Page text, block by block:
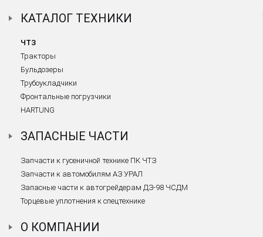
КАТАЛОГ ТЕХНИКИ
ЧТЗ
Тракторы
Бульдозеры
Трубоукладчики
Фронтальные погрузчики
HARTUNG
ЗАПАСНЫЕ ЧАСТИ
Запчасти к гусеничной технике ПК ЧТЗ
Запчасти к автомобилям АЗ УРАЛ
Запасные части к автогрейдерам ДЗ-98 ЧСДМ
Торцевые уплотнения к спецтехнике
О КОМПАНИИ